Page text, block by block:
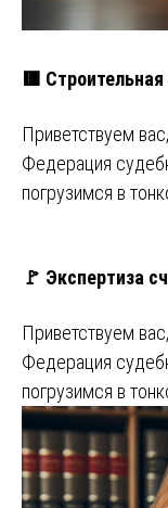
🟥
Приветствуем
Федерация
погрузимся в
🚩 Экспертиза
Приветствуем
Федерация
погрузимся в